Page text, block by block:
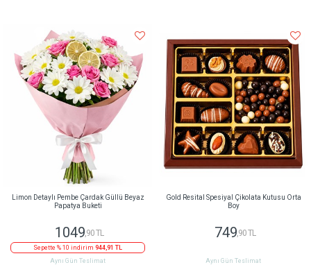
Limon Detaylı Pembe Çardak Güllü Beyaz
Papatya Buketi
1049,90 TL
Sepette % 10 indirim 944,91 TL
Aynı Gün Teslimat
Gold Resital Spesiyal Çikolata Kutusu Orta
Boy
749,90 TL
Aynı Gün Teslimat